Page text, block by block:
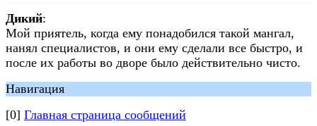
Дикий:
Мой приятель, когда ему понадобился такой мангал,
нанял специалистов, и они ему сделали все быстро, и
после их работы во дворе было действительно чисто.
Навигация
[0] Главная страница сообщений